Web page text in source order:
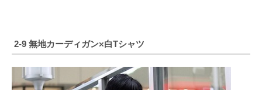
2-9 無地カーディガン×白Tシャツ